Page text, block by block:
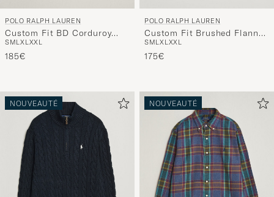
POLO RALPH LAUREN
Custom Fit BD Corduroy
Shirt Clubhouse Cream
SMLXLXXL
185€
POLO RALPH LAUREN
Custom Fit Brushed Flannel
Shirt Company Olive
SMLXLXXL
175€
NOUVEAUTÉ NOUVEAUTÉ